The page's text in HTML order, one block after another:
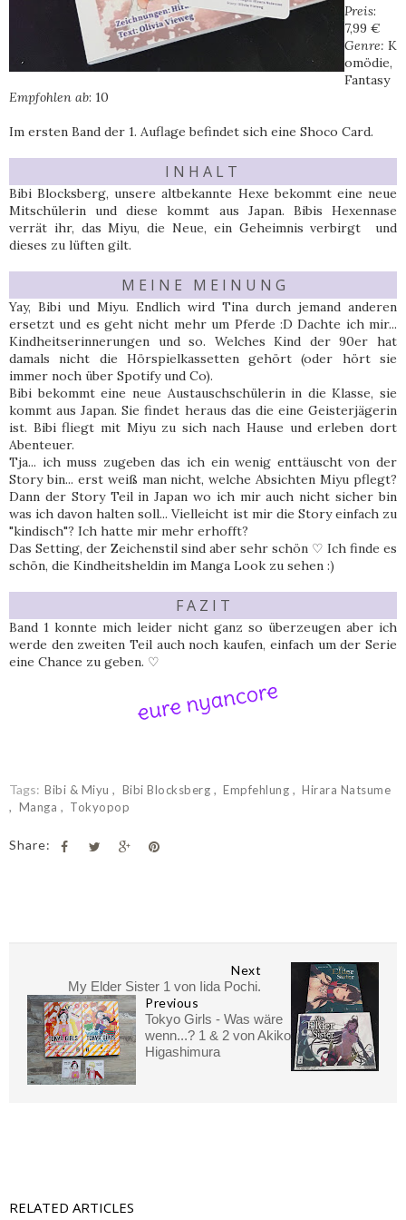
Preis:
7,99 €
Genre: K
omödie,
Fantasy
Empfohlen ab: 10
Im ersten Band der 1. Auflage befindet sich eine Shoco Card.
I N H A L T
Bibi Blocksberg, unsere altbekannte Hexe bekommt eine neue
Mitschülerin und diese kommt aus Japan. Bibis Hexennase
verrät ihr, das Miyu, die Neue, ein Geheimnis verbirgt und
dieses zu lüften gilt.
M E I N E M E I N U N G
Yay, Bibi und Miyu. Endlich wird Tina durch jemand anderen
ersetzt und es geht nicht mehr um Pferde :D Dachte ich mir...
Kindheitserinnerungen und so. Welches Kind der 90er hat
damals nicht die Hörspielkassetten gehört (oder hört sie
immer noch über Spotify und Co).
Bibi bekommt eine neue Austauschschülerin in die Klasse, sie
kommt aus Japan. Sie findet heraus das die eine Geisterjägerin
ist. Bibi fliegt mit Miyu zu sich nach Hause und erleben dort
Abenteuer.
Tja... ich muss zugeben das ich ein wenig enttäuscht von der
Story bin... erst weiß man nicht, welche Absichten Miyu pflegt?
Dann der Story Teil in Japan wo ich mir auch nicht sicher bin
was ich davon halten soll... Vielleicht ist mir die Story einfach zu
"kindisch"? Ich hatte mir mehr erhofft?
Das Setting, der Zeichenstil sind aber sehr schön ♡ Ich finde es
schön, die Kindheitsheldin im Manga Look zu sehen :)
F A Z I T
Band 1 konnte mich leider nicht ganz so überzeugen aber ich
werde den zweiten Teil auch noch kaufen, einfach um der Serie
eine Chance zu geben. ♡
Tags: Bibi & Miyu Bibi Blocksberg Empfehlung
Hirara Natsume
Manga
Tokyopop
Share:
Next
My Elder Sister 1 von Iida Pochi.
Previous
Tokyo Girls - Was wäre
wenn...? 1 & 2 von Akiko
Higashimura
RELATED ARTICLES